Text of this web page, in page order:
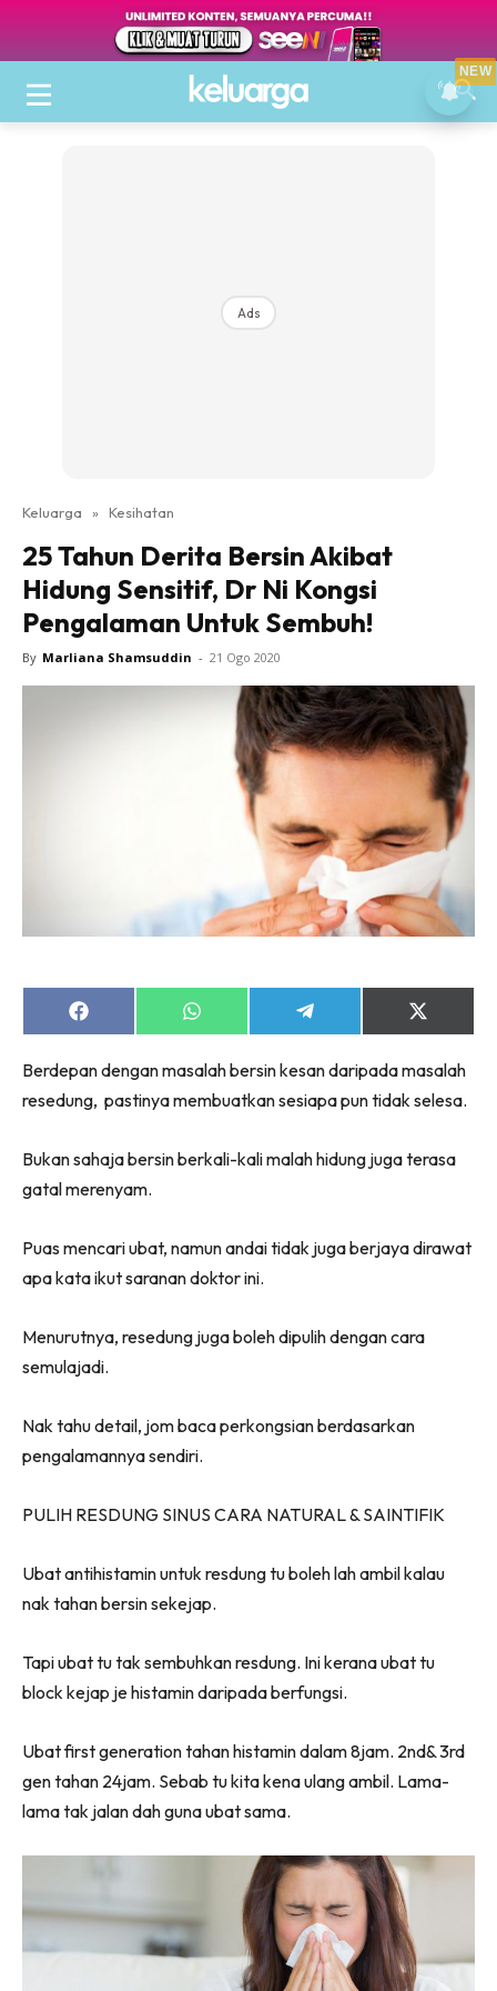
Ads
Keluarga » Kesihatan
25 Tahun Derita Bersin Akibat
Hidung Sensitif, Dr Ni Kongsi
Pengalaman Untuk Sembuh!
By Marliana Shamsuddin - 21 Ogo 2020
Share
on
Share
on
Share
on
Share
on
(Twitter)
Berdepan dengan masalah bersin kesan daripada masalah
resedung, pastinya membuatkan sesiapa pun tidak selesa.
Bukan sahaja bersin berkali-kali malah hidung juga terasa
gatal merenyam.
Puas mencari ubat, namun andai tidak juga berjaya dirawat
apa kata ikut saranan doktor ini.
Menurutnya, resedung juga boleh dipulih dengan cara
semulajadi.
Nak tahu detail, jom baca perkongsian berdasarkan
pengalamannya sendiri.
PULIH RESDUNG SINUS CARA NATURAL & SAINTIFIK
Ubat antihistamin untuk resdung tu boleh lah ambil kalau
nak tahan bersin sekejap.
Tapi ubat tu tak sembuhkan resdung. Ini kerana ubat tu
block kejap je histamin daripada berfungsi.
Ubat first generation tahan histamin dalam 8jam. 2nd& 3rd
gen tahan 24jam. Sebab tu kita kena ulang ambil. Lama-
lama tak jalan dah guna ubat sama.
NEW